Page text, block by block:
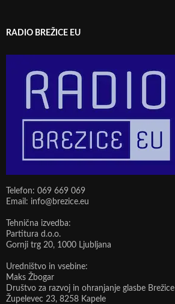
RADIO BREŽICE EU
Telefon: 069 669 069
Email: info@brezice.eu
Tehnična izvedba:
Partitura d.o.o.
Gornji trg 20, 1000 Ljubljana
Uredništvo in vsebine:
Maks Žbogar
Društvo za razvoj in ohranjanje glasbe Brežice
Župelevec 23, 8258 Kapele